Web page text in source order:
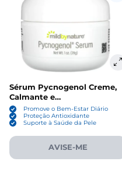
Sérum Pycnogenol Creme,
Calmante e
Antienvelhecimento, 28g,
Mild By Nature
Promove o Bem-Estar Diário
Proteção Antioxidante
Suporte à Saúde da Pele
AVISE-ME